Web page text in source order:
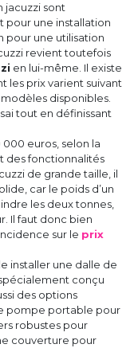
jacuzzi sont
pour une installation
pour une utilisation
revient toutefois
en lui-même. Il existe
les prix varient suivant
disponibles.
tout en définissant
euros, selon la
des fonctionnalités
de grande taille, il
car le poids d’un
les deux tonnes,
Il faut donc bien
sur le prix
installer une dalle de
conçu
des options
pompe portable pour
robustes pour
couverture pour